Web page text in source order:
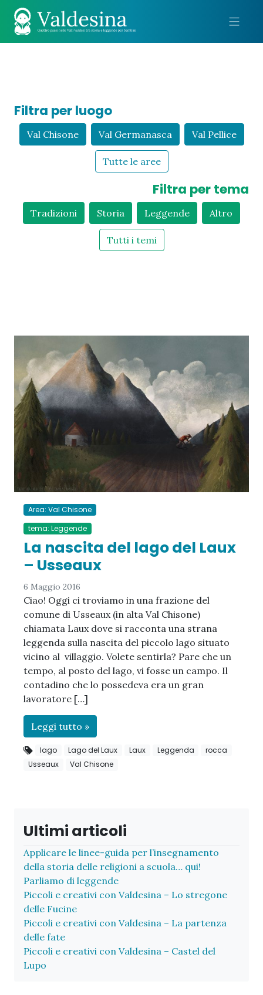
Filtra per luogo
Val Chisone Val Germanasca Val Pellice
Tutte le aree
Filtra per tema
Tradizioni Storia Leggende Altro
Tutti i temi
Area: Val Chisone
tema: Leggende
La nascita del lago del Laux
– Usseaux
6 Maggio 2016
Ciao! Oggi ci troviamo in una frazione del
comune di Usseaux (in alta Val Chisone)
chiamata Laux dove si racconta una strana
leggenda sulla nascita del piccolo lago situato
vicino al villaggio. Volete sentirla? Pare che un
tempo, al posto del lago, vi fosse un campo. Il
contadino che lo possedeva era un gran
lavoratore […]
Leggi tutto »
lago Lago del Laux Laux Leggenda
rocca
Usseaux
Val Chisone
Ultimi articoli
Applicare le linee-guida per l’insegnamento
della storia delle religioni a scuola… qui!
Parliamo di leggende
Piccoli e creativi con Valdesina – Lo stregone
delle Fucine
Piccoli e creativi con Valdesina – La partenza
delle fate
Piccoli e creativi con Valdesina – Castel del
Lupo